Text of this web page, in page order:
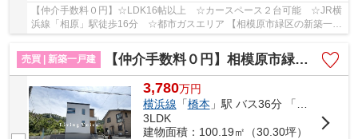
【仲介手数料０円】☆LDK16帖以上 ☆カースペース２台可能 ☆JR横
浜線「相原」駅徒歩16分 ☆都市ガスエリア 【相模原市緑区の新築一戸
建てのことならリビングボイスにお任せ下さい！】
売買 | 新築一戸建
【仲介手数料０円】相模原市緑区太井XV 新築一戸建て 1号棟 全2棟
3,780万円
横浜線 「橋本 」駅 バス36分 「小網（神奈川県）」 停歩5分
3LDK
建物面積：100.19㎡（30.30坪）